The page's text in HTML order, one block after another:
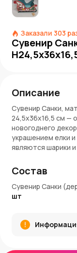
Заказали 303
Сувенир
Описание
Сувенир Санки,
24,5х36х16,5 см —
новогоднего
украшением елки
являются шарики
Натуральные
ностальгия по
игрушкам делают
очень популярным
Материалы и
Состав
Сувенир Санки
шт